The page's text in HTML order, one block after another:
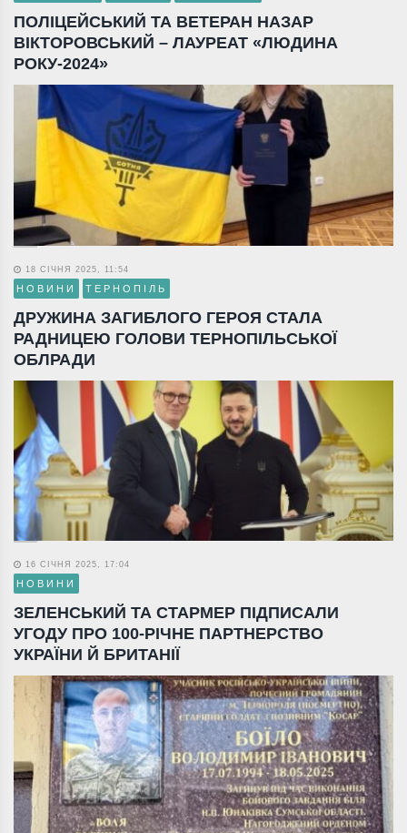
ПОЛІЦЕЙСЬКИЙ ТА ВЕТЕРАН НАЗАР
ВІКТОРОВСЬКИЙ – ЛАУРЕАТ «ЛЮДИНА
РОКУ-2024»
18 СІЧНЯ 2025, 11:54
НОВИНИ ТЕРНОПІЛЬ
ДРУЖИНА ЗАГИБЛОГО ГЕРОЯ СТАЛА
РАДНИЦЕЮ ГОЛОВИ ТЕРНОПІЛЬСЬКОЇ
ОБЛРАДИ
16 СІЧНЯ 2025, 17:04
НОВИНИ
ЗЕЛЕНСЬКИЙ ТА СТАРМЕР ПІДПИСАЛИ
УГОДУ ПРО 100-РІЧНЕ ПАРТНЕРСТВО
УКРАЇНИ Й БРИТАНІЇ